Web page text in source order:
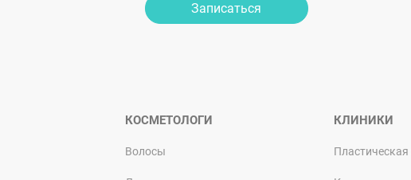
Записаться
КОСМЕТОЛОГИ
Волосы
КЛИНИКИ
Пластическая